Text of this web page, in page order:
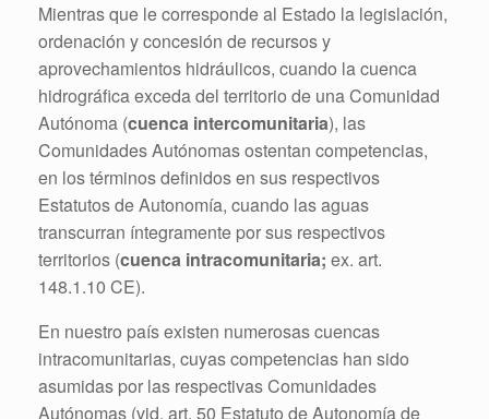
Mientras que le corresponde al Estado la legislación,
ordenación y concesión de recursos y
aprovechamientos hidráulicos, cuando la cuenca
hidrográfica exceda del territorio de una Comunidad
Autónoma (cuenca intercomunitaria), las
Comunidades Autónomas ostentan competencias,
en los términos definidos en sus respectivos
Estatutos de Autonomía, cuando las aguas
transcurran íntegramente por sus respectivos
territorios (cuenca intracomunitaria; ex. art.
148.1.10 CE).
En nuestro país existen numerosas cuencas
intracomunitarias, cuyas competencias han sido
asumidas por las respectivas Comunidades
Autónomas (vid. art. 50 Estatuto de Autonomía de